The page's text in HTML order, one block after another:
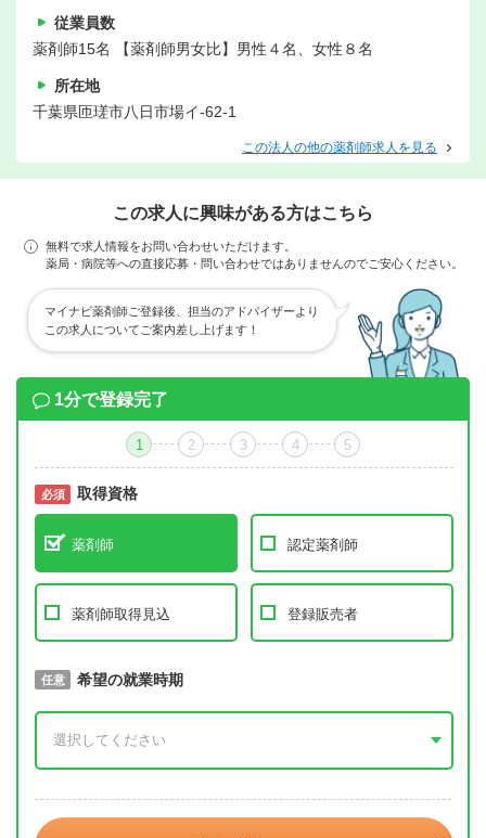
従業員数
薬剤師15名 【薬剤師男女比】男性４名、女性８名
所在地
千葉県匝瑳市八日市場イ-62-1
この法人の他の薬剤師求人を見る
この求人に興味がある方はこちら
無料で求人情報をお問い合わせいただけます。
薬局・病院等への直接応募・問い合わせではありませんのでご安心ください。
マイナビ薬剤師ご登録後、担当のアドバイザーより
この求人についてご案内差し上げます！
1分で登録完了
1 2 3 4 5
必須 取得資格
薬剤師 認定薬剤師
薬剤師取得見込 登録販売者
必須 取得予定年
任意 希望の就業時期